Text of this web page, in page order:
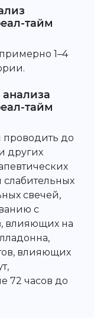
тайм
1–4
анализа
тайм
проводить до
других
свечей,
с
влияющих на
влияющих
72 часов до